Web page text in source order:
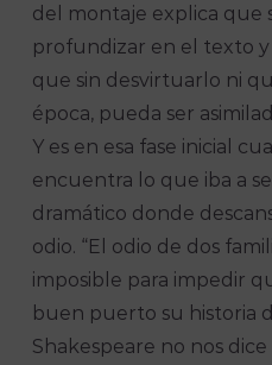
del montaje explica que
profundizar en el texto
que sin desvirtuarlo ni
época, pueda ser
Y es en esa fase inicial
encuentra lo que iba a
dramático donde
odio. “El odio de dos
imposible para impedir
buen puerto su historia
Shakespeare no nos